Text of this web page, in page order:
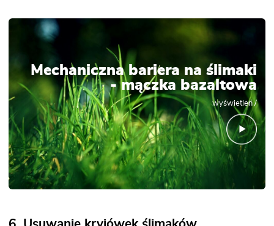
Mechaniczna bariera na ślimaki
- mączka bazaltowa
wyświetleń /